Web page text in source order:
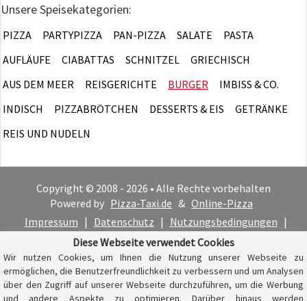
Unsere Speisekategorien:
PIZZA PARTYPIZZA PAN-PIZZA SALATE
PASTA
AUFLÄUFE
CIABATTAS SCHNITZEL
GRIECHISCH
AUS DEM MEER
REISGERICHTE BURGER
IMBISS & CO.
INDISCH
PIZZABRÖTCHEN DESSERTS & EIS
GETRÄNKE
REIS UND NUDELN
Copyright © 2008 - 2026 • Alle Rechte vorbehalten
Powered by Pizza-Taxi.de & Online-Pizza
Impressum | Datenschutz | Nutzungsbedingungen |
Cookie-Hinweis
Diese Webseite verwendet Cookies
Wir nutzen Cookies, um Ihnen die Nutzung unserer Webseite zu
ermöglichen, die Benutzerfreundlichkeit zu verbessern und um Analysen
über den Zugriff auf unserer Webseite durchzuführen, um die Werbung
und andere Aspekte zu optimieren. Darüber hinaus werden